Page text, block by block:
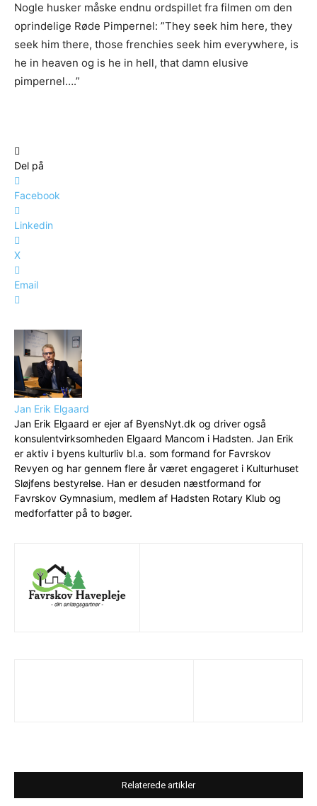
Nogle husker måske endnu ordspillet fra filmen om den
oprindelige Røde Pimpernel: ”They seek him here, they
seek him there, those frenchies seek him everywhere, is
he in heaven og is he in hell, that damn elusive
pimpernel….”
Del på
Facebook
Linkedin
X
Email
Jan Erik Elgaard
Jan Erik Elgaard er ejer af ByensNyt.dk og driver også
konsulentvirksomheden Elgaard Mancom i Hadsten. Jan Erik
er aktiv i byens kulturliv bl.a. som formand for Favrskov
Revyen og har gennem flere år været engageret i Kulturhuset
Sløjfens bestyrelse. Han er desuden næstformand for
Favrskov Gymnasium, medlem af Hadsten Rotary Klub og
medforfatter på to bøger.
Relaterede artikler